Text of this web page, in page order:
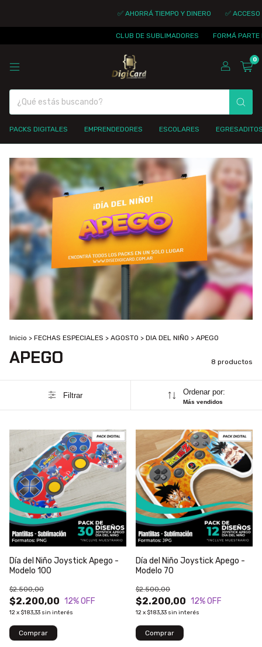
✅ AHORRÁ TIEMPO Y DINERO ✅ ACCESO
CLUB DE SUBLIMADORES FORMÁ PARTE DE LA
0
PACKS DIGITALES EMPRENDEDORES ESCOLARES
Inicio > FECHAS ESPECIALES > AGOSTO > DIA DEL NIÑO > APEGO
APEGO 8 productos
Filtrar Ordenar por:
Más vendidos
Día del Niño Joystick Apego -
Modelo 100
$2.200,00
$2.500,00
12% OFF
12x $183,33 sin interés
Día del Niño Joystick Apego -
Modelo 70
$2.200,00
$2.500,00
12% OFF
12x $183,33 sin interés